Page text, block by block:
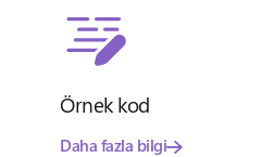
Örnek kod
Daha fazla bilgi